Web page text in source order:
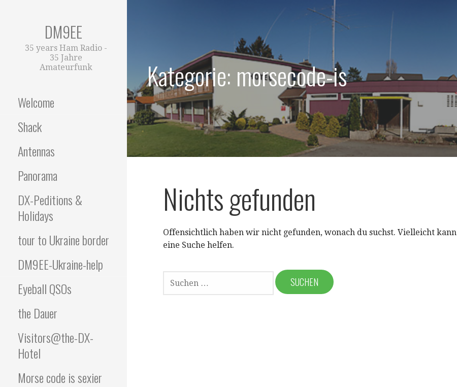
DM9EE
35 years Ham Radio -
35 Jahre
Amateurfunk
Welcome
Shack
Antennas
Panorama
DX-Peditions &
Holidays
tour to Ukraine border
DM9EE-Ukraine-help
Eyeball QSOs
the Dauer
Visitors@the-DX-
Hotel
Morse code is sexier
Kategorie: morsecode-is
Nichts gefunden
Offensichtlich haben wir nicht gefunden, wonach du suchst. Vielleicht kann
eine Suche helfen.
NACH: